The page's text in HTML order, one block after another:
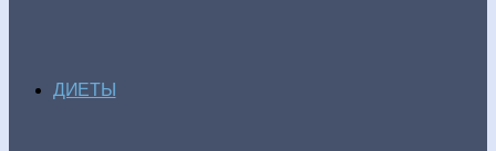
ДИЕТЫ